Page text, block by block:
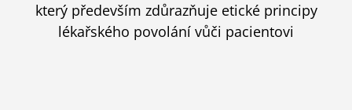
který především zdůrazňuje etické principy
lékařského povolání vůči pacientovi